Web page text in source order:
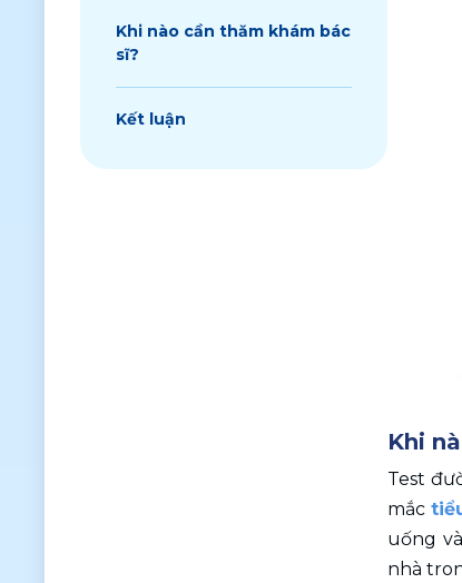
Khi nào cần thăm khám bác
sĩ?
Kết luận
Khi
Test
mắc
uống
nhà